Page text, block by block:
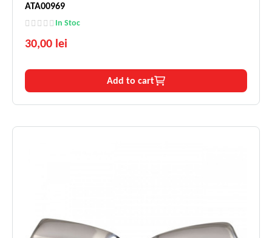
ATA00969
In Stoc
30,00 lei
Add to cart